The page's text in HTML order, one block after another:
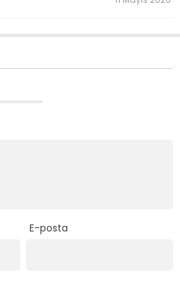
E-posta